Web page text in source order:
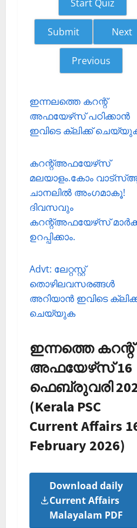
Previous
Start Quiz
Next
ഇന്നലത്തെ കറന്റ്
അഫയേഴ്‌സ് പഠിക്കാന്‍
ഇവിടെ ക്ലിക്ക്
കറന്റ്അഫയേഴ്‌സ്
മലയാളം.കോം
ചാനലില്‍ അംഗമാകൂ!
ദിവസവും
കറന്റ്അഫയേഴ്‌സ്
ഉറപ്പിക്കാം.
Advt: ലേറ്റസ്റ്റ്
തൊഴിലവസരങ്ങള്‍
അറിയാന്‍ ഇവിടെ
ചെയ്യുക
ഇന്നത്തെ കറന്റ്
അഫയേഴ്‌സ് 16
ഫെബ്രുവരി
(Kerala PSC
Current Affairs
February 2026)
Download daily
Current Affairs
Malayalam PDF